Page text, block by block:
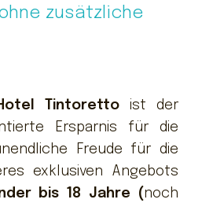
zusätzliche
Tintoretto ist der
Ersparnis für die
Freude für die
exklusiven Angebots
bis 18 Jahre (noch